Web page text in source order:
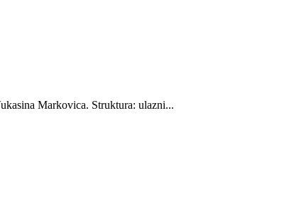
Markovica. Struktura: ulazni...